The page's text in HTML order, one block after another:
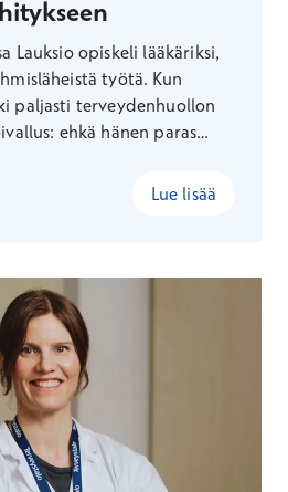
Lauksio opiskeli lääkäriksi,
työtä. Kun
paljasti terveydenhuollon
ehkä hänen paras
uralle jälleen uusiLue lisää